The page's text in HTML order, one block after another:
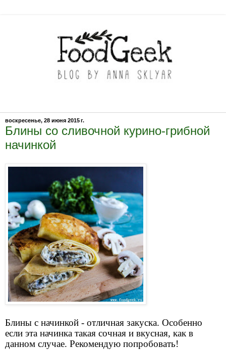
воскресенье, 28 июня 2015 г.
Блины со сливочной курино-грибной
начинкой
Блины с начинкой - отличная закуска. Особенно
если эта начинка такая сочная и вкусная, как в
данном случае. Рекомендую попробовать!